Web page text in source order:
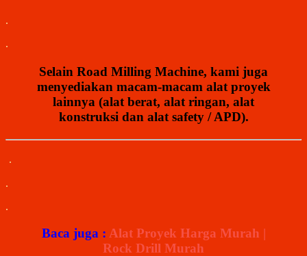
.
.
Selain Road Milling Machine, kami juga
menyediakan macam-macam alat proyek
lainnya (alat berat, alat ringan, alat
konstruksi dan alat safety / APD).
.
.
.
Baca juga : Alat Proyek Harga Murah |
Rock Drill Murah